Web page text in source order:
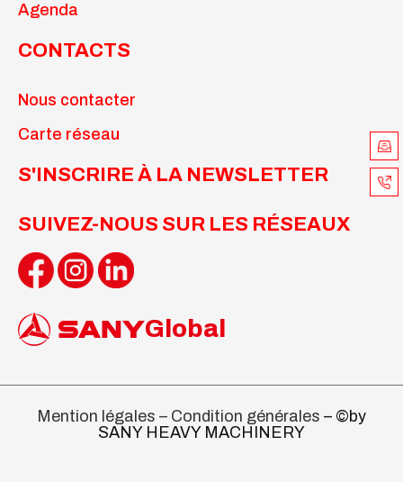
Agenda
CONTACTS
Nous contacter
Carte réseau
S'INSCRIRE À LA NEWSLETTER
SUIVEZ-NOUS SUR LES RÉSEAUX
Global
Mention légales – Condition générales – ©by
SANY HEAVY MACHINERY